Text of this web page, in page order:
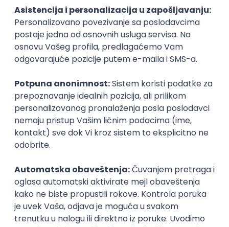
SENIORITET
NAČIN RADA
Najnoviji poslovi svakog dana u tvom
inboxu
Prijavi se